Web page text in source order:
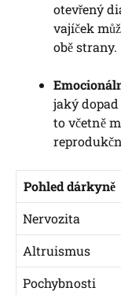
otevřený
vajíček
obě strany.
jaký‍
to včetně
Pohled dárkyně
Nervozita
Altruismus
Pochybnosti